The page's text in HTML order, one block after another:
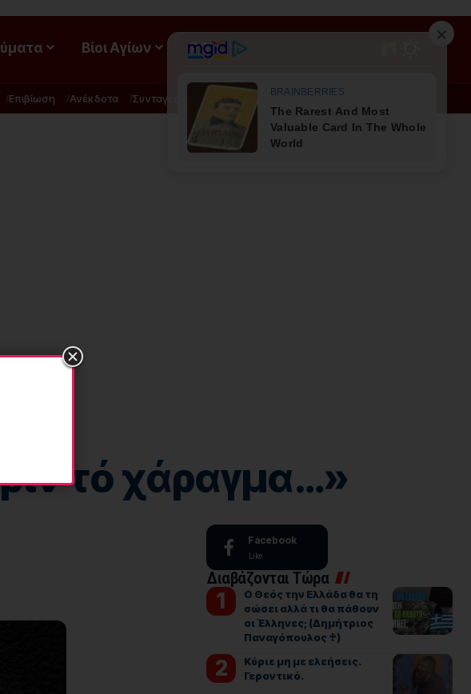
Βίοι Αγίων ΡΟΗ
Επιβίωση Ανέκδοτα Συνταγές Διατροφή - Φυσική Ιατρική
τό χάραγμα…»
Facebook
Like
Διαβάζονται Τώρα
Ο Θεός την Ελλάδα θα τη
σώσει αλλά τι θα πάθουν
οι Έλληνες; (Δημήτριος
Παναγόπουλος ♰)
Kύριε μη με ελεήσεις.
Γεροντικό.